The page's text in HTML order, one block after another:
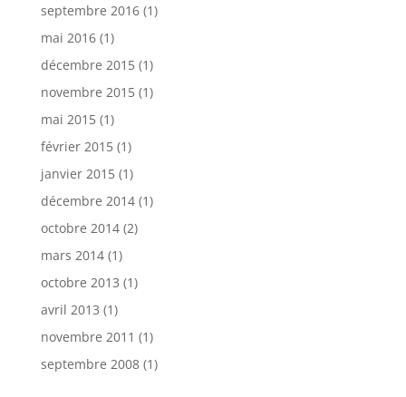
septembre 2016(1)
mai 2016(1)
décembre 2015(1)
novembre 2015(1)
mai 2015(1)
février 2015(1)
janvier 2015(1)
décembre 2014(1)
octobre 2014(2)
mars 2014(1)
octobre 2013 (1)
avril 2013 (1)
novembre 2011 (1)
septembre 2008(1)